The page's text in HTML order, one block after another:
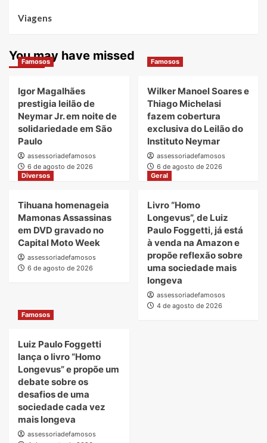
Viagens
You may have missed
Famosos
Igor Magalhães
prestigia leilão de
Neymar Jr. em noite de
solidariedade em São
Paulo
assessoriadefamosos
6 de agosto de 2026
Famosos
Wilker Manoel Soares e
Thiago Michelasi
fazem cobertura
exclusiva do Leilão do
Instituto Neymar
assessoriadefamosos
6 de agosto de 2026
Diversos
Tihuana homenageia
Mamonas Assassinas
em DVD gravado no
Capital Moto Week
assessoriadefamosos
6 de agosto de 2026
Geral
Livro “Homo
Longevus”, de Luiz
Paulo Foggetti, já está
à venda na Amazon e
propõe reflexão sobre
uma sociedade mais
longeva
assessoriadefamosos
4 de agosto de 2026
Famosos
Luiz Paulo Foggetti
lança o livro “Homo
Longevus” e propõe um
debate sobre os
desafios de uma
sociedade cada vez
mais longeva
assessoriadefamosos